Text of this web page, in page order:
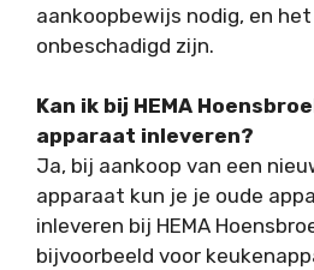
aankoopbewijs nodig, en
onbeschadigd zijn.
Kan ik bij HEMA
apparaat inleveren?
Ja, bij aankoop van een
apparaat kun je je oude
inleveren bij HEMA
bijvoorbeeld voor